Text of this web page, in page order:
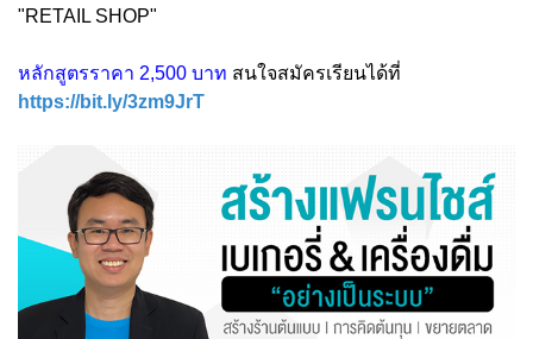
"RETAIL SHOP"
หลักสูตรราคา 2,500 บาท สนใจสมัครเรียนได้ที่
https://bit.ly/3zm9JrT